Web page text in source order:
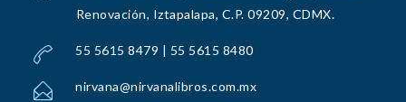
Renovación, Iztapalapa, C.P. 09209, CDMX.
55 5615 8479 | 55 5615 8480
nirvana@nirvanalibros.com.mx